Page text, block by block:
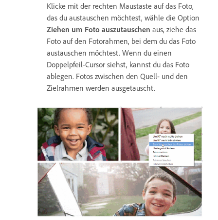
Klicke mit der rechten Maustaste auf das Foto,
das du austauschen möchtest, wähle die Option
Ziehen um Foto auszutauschen aus, ziehe das
Foto auf den Fotorahmen, bei dem du das Foto
austauschen möchtest. Wenn du einen
Doppelpfeil-Cursor siehst, kannst du das Foto
ablegen. Fotos zwischen den Quell- und den
Zielrahmen werden ausgetauscht.